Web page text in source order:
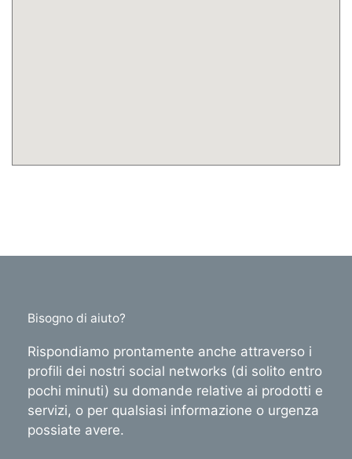
Bisogno di aiuto?
Rispondiamo prontamente anche attraverso i
profili dei nostri social networks (di solito entro
pochi minuti) su domande relative ai prodotti e
servizi, o per qualsiasi informazione o urgenza
possiate avere.